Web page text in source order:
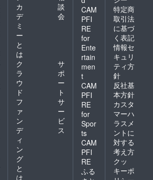
カ
デ
ミ
ー
と
は
談
会
ク
ラ
ウ
ド
フ
ァ
ン
デ
ィ
ン
グ
と
は
サ
ポ
ー
ト
サ
ー
ビ
ス
CAM
PFI
RE
for
Ente
rtain
men
t
CAM
PFI
RE
for
Spor
ts
CAM
PFI
RE
ふる
特定商
取引法
に基づ
く表記
情報セ
キュリ
ティ方
針
反社基
本方針
カスタ
マーハ
ラスメ
ントに
対する
考え方
クッ
キーポ